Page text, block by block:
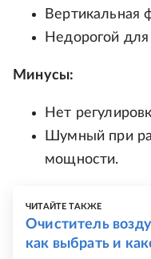
Вертикальная
Недорогой для
Минусы:
Нет
Шумный при
мощности.
ЧИТАЙТЕ ТАКЖЕ
Очиститель
как выбрать и